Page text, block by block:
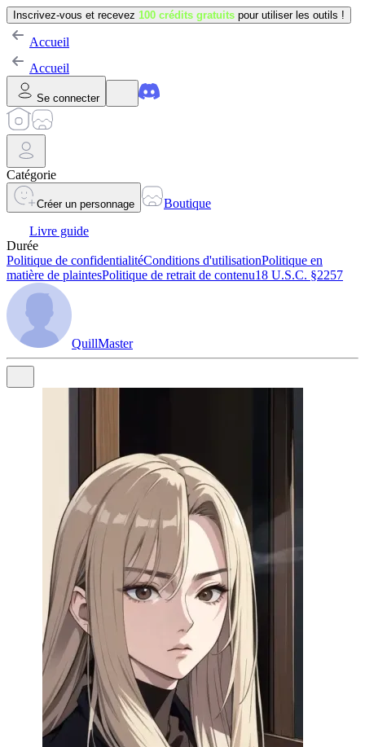
Inscrivez-vous et recevez 100 crédits gratuits pour utiliser les outils !
Accueil
Accueil
Se connecter
Catégorie
Créer un personnage
Boutique
Livre guide
Durée
Politique de confidentialitéConditions d'utilisationPolitique en
matière de plaintesPolitique de retrait de contenu18 U.S.C. §2257
QuillMaster